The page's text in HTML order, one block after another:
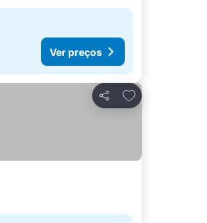
Ver preços
Partilhar
Adicionar aos